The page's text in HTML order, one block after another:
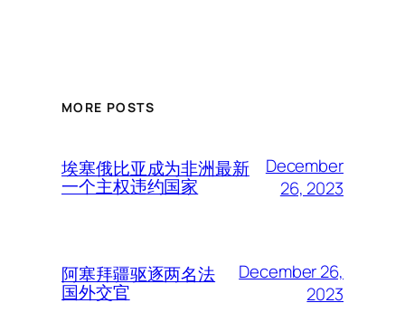
MORE POSTS
埃塞俄比亚成为非洲最新
一个主权违约国家
December
26, 2023
阿塞拜疆驱逐两名法
国外交官
December 26,
2023